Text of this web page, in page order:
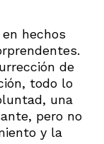
hechos
de
todo lo
una
pero no
y la